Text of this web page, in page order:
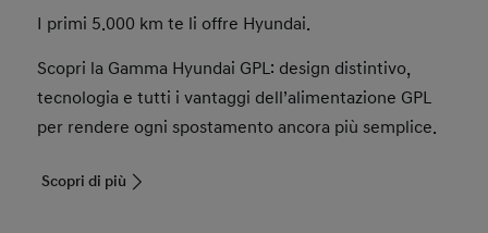
I primi 5.000 km te li offre Hyundai.
Scopri la Gamma Hyundai GPL: design distintivo,
tecnologia e tutti i vantaggi dell’alimentazione GPL
per rendere ogni spostamento ancora più semplice.
Scopri di più